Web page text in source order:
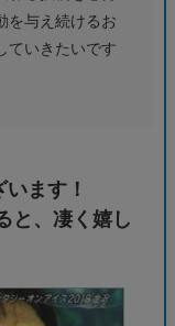
を与え続けるお
ていきたいです
ます！
と、凄く嬉し